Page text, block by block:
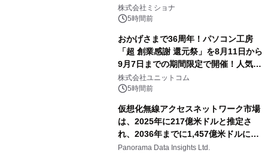
株式会社ミショナ
5時間前
おかげさまで36周年！パソコン工房
「超 創業感謝 還元祭」を8月11日から
9月7日までの期間限定で開催！人気の
ゲーミングPCや高性能ノートPCなど
対象iiyama PCのご購入で最大3万円分
株式会社ユニットコム
5時間前
仮想化無線アクセスネットワーク市場
は、2025年に217億米ドルと推定さ
れ、2036年までに1,457億米ドルに達
すると予測されており、予測期間
Panorama Data Insights Ltd.